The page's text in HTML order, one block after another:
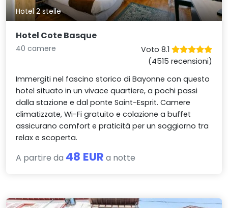
Hotel 2 stelle
Hotel Cote Basque
40 camere
Voto 8.1
(4515 recensioni)
Immergiti nel fascino storico di Bayonne con questo
hotel situato in un vivace quartiere, a pochi passi
dalla stazione e dal ponte Saint-Esprit. Camere
climatizzate, Wi-Fi gratuito e colazione a buffet
assicurano comfort e praticità per un soggiorno tra
relax e scoperta.
A partire da 48 EUR a notte